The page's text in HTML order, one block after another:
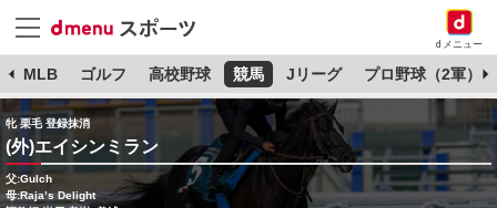
dメニュー
MLB ゴルフ 高校野球 競馬 Jリーグ プロ野球（2軍）
牝 栗毛 登録抹消
(外)エイシンミラン
父:Gulch
母:Raja’s Delight